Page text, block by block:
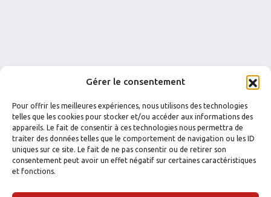
Gérer le consentement
Pour offrir les meilleures expériences, nous utilisons des technologies
telles que les cookies pour stocker et/ou accéder aux informations des
appareils. Le fait de consentir à ces technologies nous permettra de
traiter des données telles que le comportement de navigation ou les ID
uniques sur ce site. Le fait de ne pas consentir ou de retirer son
consentement peut avoir un effet négatif sur certaines caractéristiques
et fonctions.
FACEBOOK INSTAGRAM